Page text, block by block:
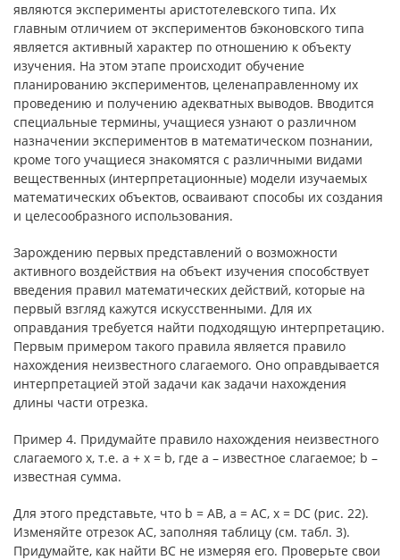
являются эксперименты аристотелевского типа. Их
главным отличием от экспериментов бэконовского типа
является активный характер по отношению к объекту
изучения. На этом этапе происходит обучение
планированию экспериментов, целенаправленному их
проведению и получению адекватных выводов. Вводится
специальные термины, учащиеся узнают о различном
назначении экспериментов в математическом познании,
кроме того учащиеся знакомятся с различными видами
вещественных (интерпретационные) модели изучаемых
математических объектов, осваивают способы их создания
и целесообразного использования.
Зарождению первых представлений о возможности
активного воздействия на объект изучения способствует
введения правил математических действий, которые на
первый взгляд кажутся искусственными. Для их
оправдания требуется найти подходящую интерпретацию.
Первым примером такого правила является правило
нахождения неизвестного слагаемого. Оно оправдывается
интерпретацией этой задачи как задачи нахождения
длины части отрезка.
Пример 4. Придумайте правило нахождения неизвестного
слагаемого x, т.е. a + x = b, где a – известное слагаемое; b –
известная сумма.
Для этого представьте, что b = AB, a = AC, x = DC (рис. 22).
Изменяйте отрезок АС, заполняя таблицу (см. табл. 3).
Придумайте, как найти ВС не измеряя его. Проверьте свои